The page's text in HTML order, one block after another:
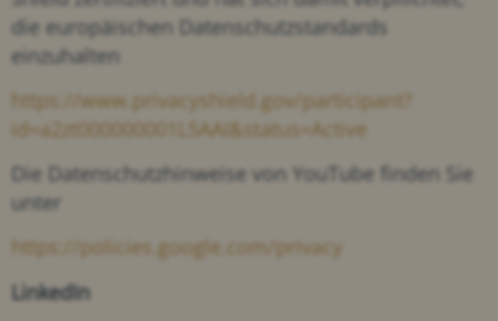
die europäischen Datenschutzstandards
einzuhalten
https://www.privacyshield.gov/participant?
id=a2zt000000001L5AAI&status=Active
Die Datenschutzhinweise von YouTube finden Sie
unter
https://policies.google.com/privacy
LinkedIn